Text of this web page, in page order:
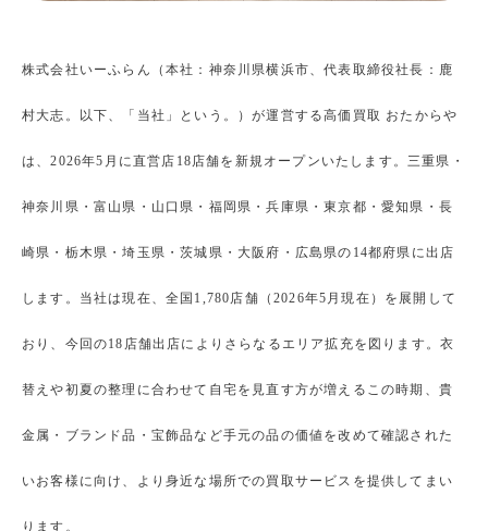
株式会社いーふらん（本社：神奈川県横浜市、代表取締役社長：鹿
村大志。以下、「当社」という。）が運営する高価買取 おたからや
は、2026年5月に直営店18店舗を新規オープンいたします。三重県・
神奈川県・富山県・山口県・福岡県・兵庫県・東京都・愛知県・長
崎県・栃木県・埼玉県・茨城県・大阪府・広島県の14都府県に出店
します。当社は現在、全国1,780店舗（2026年5月現在）を展開して
おり、今回の18店舗出店によりさらなるエリア拡充を図ります。衣
替えや初夏の整理に合わせて自宅を見直す方が増えるこの時期、貴
金属・ブランド品・宝飾品など手元の品の価値を改めて確認された
いお客様に向け、より身近な場所での買取サービスを提供してまい
ります。